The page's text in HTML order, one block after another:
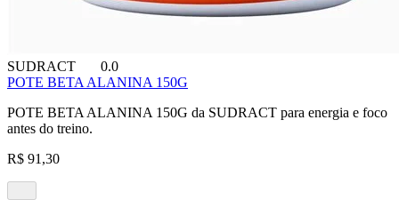
SUDRACT
0.0
POTE BETA ALANINA 150G
POTE BETA ALANINA 150G da SUDRACT para energia e foco
antes do treino.
R$ 91,30